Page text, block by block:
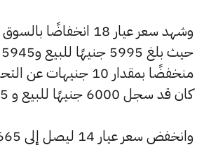
وشهد سعر عيار 18
منخفضًا بمقدار 10
كان قد سجل 6000 جنيهًا للبيع و 5955 جنيهًا للشراء.